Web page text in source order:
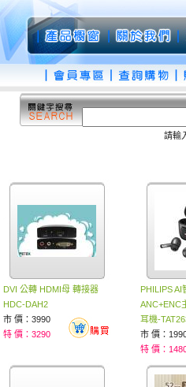
請輸
DVI 公轉 HDMI母 轉接器
HDC-DAH2
市 價：3990
特 價：3290
PHILIPS AI
ANC+ENC
耳機-
市 價：
特 價：